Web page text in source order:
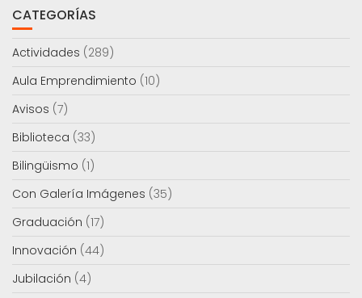
CATEGORÍAS
Actividades (289)
Aula Emprendimiento (10)
Avisos (7)
Biblioteca (33)
Bilingüismo (1)
Con Galería Imágenes (35)
Graduación (17)
Innovación (44)
Jubilación (4)